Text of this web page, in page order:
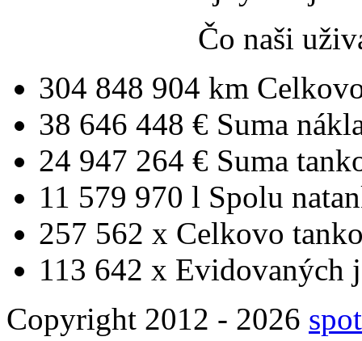
Čo naši
304 848 904 km
38 646 448 € Suma
24 947 264 € Suma
11 579 970 l Spolu
257 562 x Celkovo
113 642 x Evidovaných
Copyright 2012 - 2026